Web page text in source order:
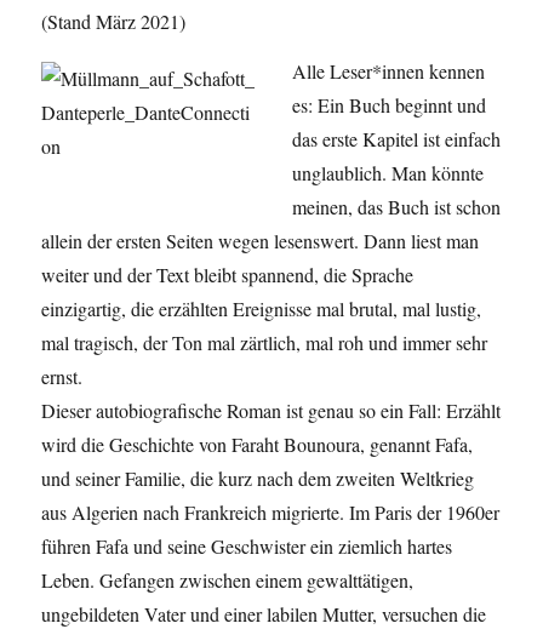
(Stand März 2021)
Alle Leser*innen kennen
es: Ein Buch beginnt und
das erste Kapitel ist einfach
unglaublich. Man könnte
meinen, das Buch ist schon
allein der ersten Seiten wegen lesenswert. Dann liest man
weiter und der Text bleibt spannend, die Sprache
einzigartig, die erzählten Ereignisse mal brutal, mal lustig,
mal tragisch, der Ton mal zärtlich, mal roh und immer sehr
ernst.
Dieser autobiografische Roman ist genau so ein Fall: Erzählt
wird die Geschichte von Faraht Bounoura, genannt Fafa,
und seiner Familie, die kurz nach dem zweiten Weltkrieg
aus Algerien nach Frankreich migrierte. Im Paris der 1960er
führen Fafa und seine Geschwister ein ziemlich hartes
Leben. Gefangen zwischen einem gewalttätigen,
ungebildeten Vater und einer labilen Mutter, versuchen die